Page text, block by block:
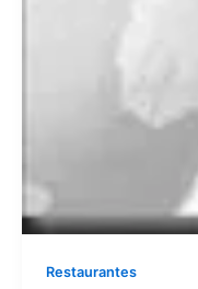
Restaurantes